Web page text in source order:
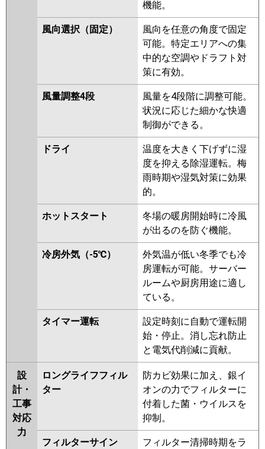
FDFZ1125HP5SA
FDFZ1125HP5S
PA-P112B7GDB
PA-P112B7GDNB
PA-P112B7GD PA-P112B7GDN
PA-P112B6GDB PA-P112B6GDNB
PA-P112B6GDA PA-P112B6GDN1
機能。
風向選択（固定）
風向を任意の角度で固定
可能。特定エリアへの集
中的な空調やドラフト対
策に有効。
風量調整4段
風量を4段階に調整可能。
状況に応じた細かな快適
制御ができる。
ドライ
温度を大きく下げずに湿
度を抑える除湿運転。梅
雨時期や湿気対策に効果
的。
ホットスタート
冬場の暖房開始時に冷風
が出るのを防ぐ機能。
冷房外気（-5℃）
外気温が低い冬季でも冷
房運転が可能。サーバー
ルームや厨房用途に適し
ている。
タイマー運転
設定時刻に自動で運転開
始・停止。消し忘れ防止
と電気代削減に貢献。
設
計・
工事
対応
力
ロングライフフィル
ター
防カビ効果に加え、銀イ
オンの力でフィルターに
付着した菌・ウイルスを
抑制。
フィルターサイン
フィルター清掃時期をラ